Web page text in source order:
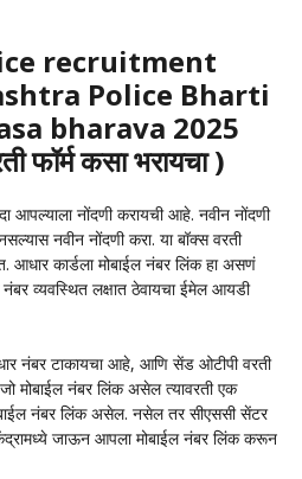
recruitment
Police Bharti
bharava 2025
फॉर्म कसा भरायचा )
आपल्याला नोंदणी करायची आहे. नवीन नोंदणी
नवीन नोंदणी करा. या बॉक्स वरती
आधार कार्डला मोबाईल नंबर लिंक हा असणं
व्यवस्थित लक्षात ठेवायचा ईमेल आयडी
नंबर टाकायचा आहे, आणि सेंड ओटीपी वरती
मोबाईल नंबर लिंक असेल त्यावरती एक
नंबर लिंक असेल. नसेल तर सीएससी सेंटर
जाऊन आपला मोबाईल नंबर लिंक करून